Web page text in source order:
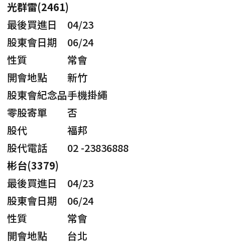
光群雷(2461)
最後買進日
04/23
股東會日期
06/24
性質
常會
開會地點
新竹
股東會紀念品手機掛繩
零股寄單
否
股代
福邦
股代電話
02 -23836888
彬台(3379)
最後買進日
04/23
股東會日期
06/24
性質
常會
開會地點
台北